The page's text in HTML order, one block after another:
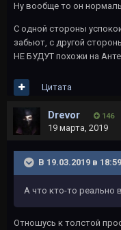
Ну вообще то он
С одной стороны
забьют, с другой
НЕ БУДУТ похожи на
Цитата
Drevor 146
19 марта, 2019
В 19.03.2019 в
А что кто-то реально
Отношусь к толстой